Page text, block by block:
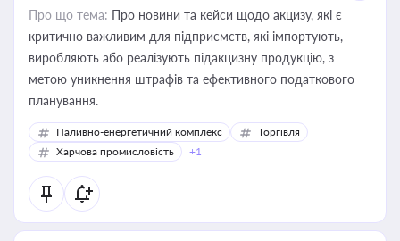
Про що тема: Про новини та кейси щодо акцизу, які є
критично важливим для підприємств, які імпортують,
виробляють або реалізують підакцизну продукцію, з
метою уникнення штрафів та ефективного податкового
планування.
Паливно-енергетичний комплекс
Торгівля
Харчова промисловість
+1